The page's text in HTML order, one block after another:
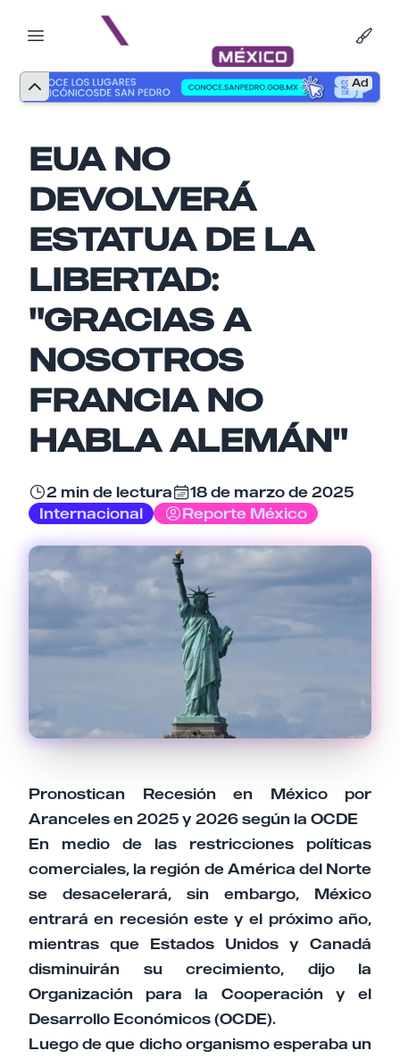
Ad
EUA NO
DEVOLVERÁ
ESTATUA DE LA
LIBERTAD:
"GRACIAS A
NOSOTROS
FRANCIA NO
HABLA ALEMÁN"
2 min de lectura
18 de marzo de 2025
Internacional
Reporte México
Pronostican Recesión en México por
Aranceles en 2025 y 2026 según la OCDE
En medio de las restricciones políticas
comerciales, la región de América del Norte
se desacelerará, sin embargo, México
entrará en recesión este y el próximo año,
mientras que Estados Unidos y Canadá
disminuirán su crecimiento, dijo la
Organización para la Cooperación y el
Desarrollo Económicos (OCDE).
Luego de que dicho organismo esperaba un
Tu comentario
Enviar comentario